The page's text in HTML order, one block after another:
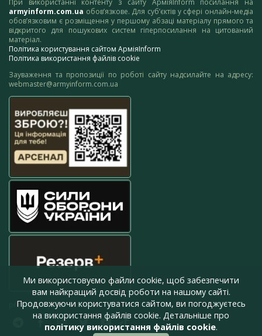
armyinform.com.ua обов’язкове. Для суб’єктів у сфері онлайн-медіа
обов’язковим є розміщення у першому абзаці матеріалу прямого та
відкритого для пошукових систем гіперпосилання на цитований
матеріал.
Політика користування сайтом АрміяInform
Політика використання файлів cookie
Зауваження та пропозиції по роботі сайту надсилайте на адресу:
webmaster@armyinform.com.ua
press@armyinform.com.ua
Ми використовуємо файли cookie, щоб забезпечити
вам найкращий досвід роботи на нашому сайті.
Продовжуючи користуватися сайтом, ви погоджуєтесь
на використання файлів cookie. Детальніше про
політику використання файлів cookie.